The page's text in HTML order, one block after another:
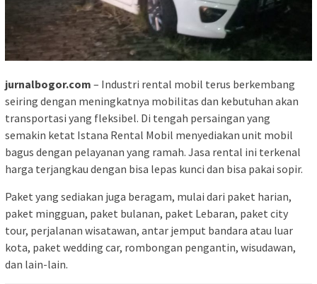
jurnalbogor.com – Industri rental mobil terus berkembang
seiring dengan meningkatnya mobilitas dan kebutuhan akan
transportasi yang fleksibel. Di tengah persaingan yang
semakin ketat Istana Rental Mobil menyediakan unit mobil
bagus dengan pelayanan yang ramah. Jasa rental ini terkenal
harga terjangkau dengan bisa lepas kunci dan bisa pakai sopir.
Paket yang sediakan juga beragam, mulai dari paket harian,
paket mingguan, paket bulanan, paket Lebaran, paket city
tour, perjalanan wisatawan, antar jemput bandara atau luar
kota, paket wedding car, rombongan pengantin, wisudawan,
dan lain-lain.